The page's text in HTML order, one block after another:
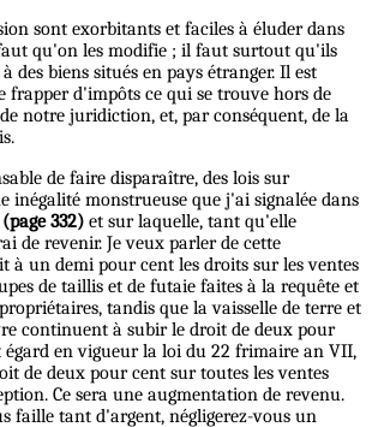
sont exorbitants et faciles à éluder dans
qu'on les modifie ; il faut surtout qu'ils
des biens situés en pays étranger. Il est
frapper d'impôts ce qui se trouve hors de
notre juridiction, et, par conséquent, de la
de faire disparaître, des lois sur
inégalité monstrueuse que j'ai signalée dans
(page 332) et sur laquelle, tant qu'elle
de revenir. Je veux parler de cette
à un demi pour cent les droits sur les ventes
de taillis et de futaie faites à la requête et
tandis que la vaisselle de terre et
continuent à subir le droit de deux pour
égard en vigueur la loi du 22 frimaire an VII,
de deux pour cent sur toutes les ventes
Ce sera une augmentation de revenu.
faille tant d'argent, négligerez-vous un